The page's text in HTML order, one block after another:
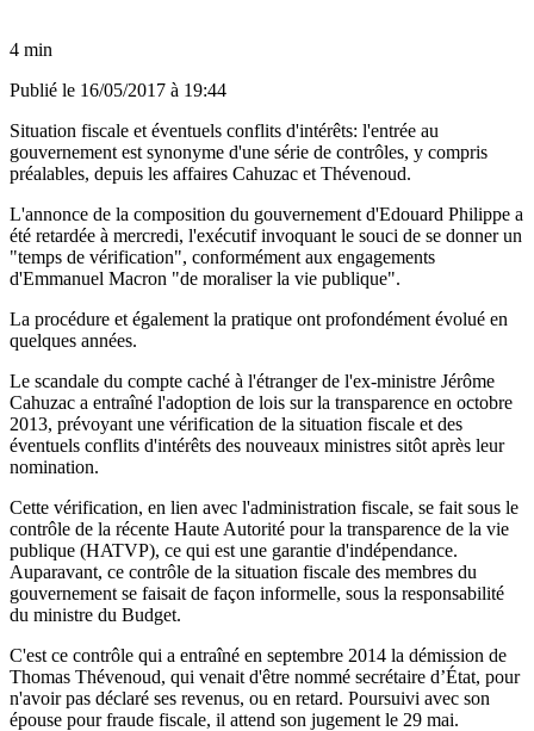
4 min
Publié le 16/05/2017 à 19:44
Situation fiscale et éventuels conflits d'intérêts: l'entrée au
gouvernement est synonyme d'une série de contrôles, y compris
préalables, depuis les affaires Cahuzac et Thévenoud.
L'annonce de la composition du gouvernement d'Edouard Philippe a
été retardée à mercredi, l'exécutif invoquant le souci de se donner un
"temps de vérification", conformément aux engagements
d'Emmanuel Macron "de moraliser la vie publique".
La procédure et également la pratique ont profondément évolué en
quelques années.
Le scandale du compte caché à l'étranger de l'ex-ministre Jérôme
Cahuzac a entraîné l'adoption de lois sur la transparence en octobre
2013, prévoyant une vérification de la situation fiscale et des
éventuels conflits d'intérêts des nouveaux ministres sitôt après leur
nomination.
Cette vérification, en lien avec l'administration fiscale, se fait sous le
contrôle de la récente Haute Autorité pour la transparence de la vie
publique (HATVP), ce qui est une garantie d'indépendance.
Auparavant, ce contrôle de la situation fiscale des membres du
gouvernement se faisait de façon informelle, sous la responsabilité
du ministre du Budget.
C'est ce contrôle qui a entraîné en septembre 2014 la démission de
Thomas Thévenoud, qui venait d'être nommé secrétaire d’État, pour
n'avoir pas déclaré ses revenus, ou en retard. Poursuivi avec son
épouse pour fraude fiscale, il attend son jugement le 29 mai.